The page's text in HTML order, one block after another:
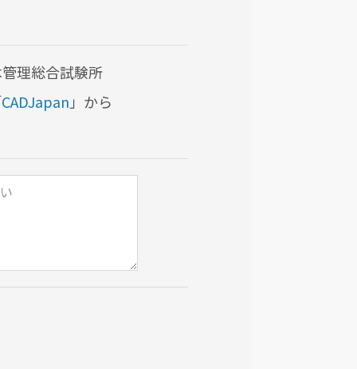
理総合試験所
CADJapan 」から